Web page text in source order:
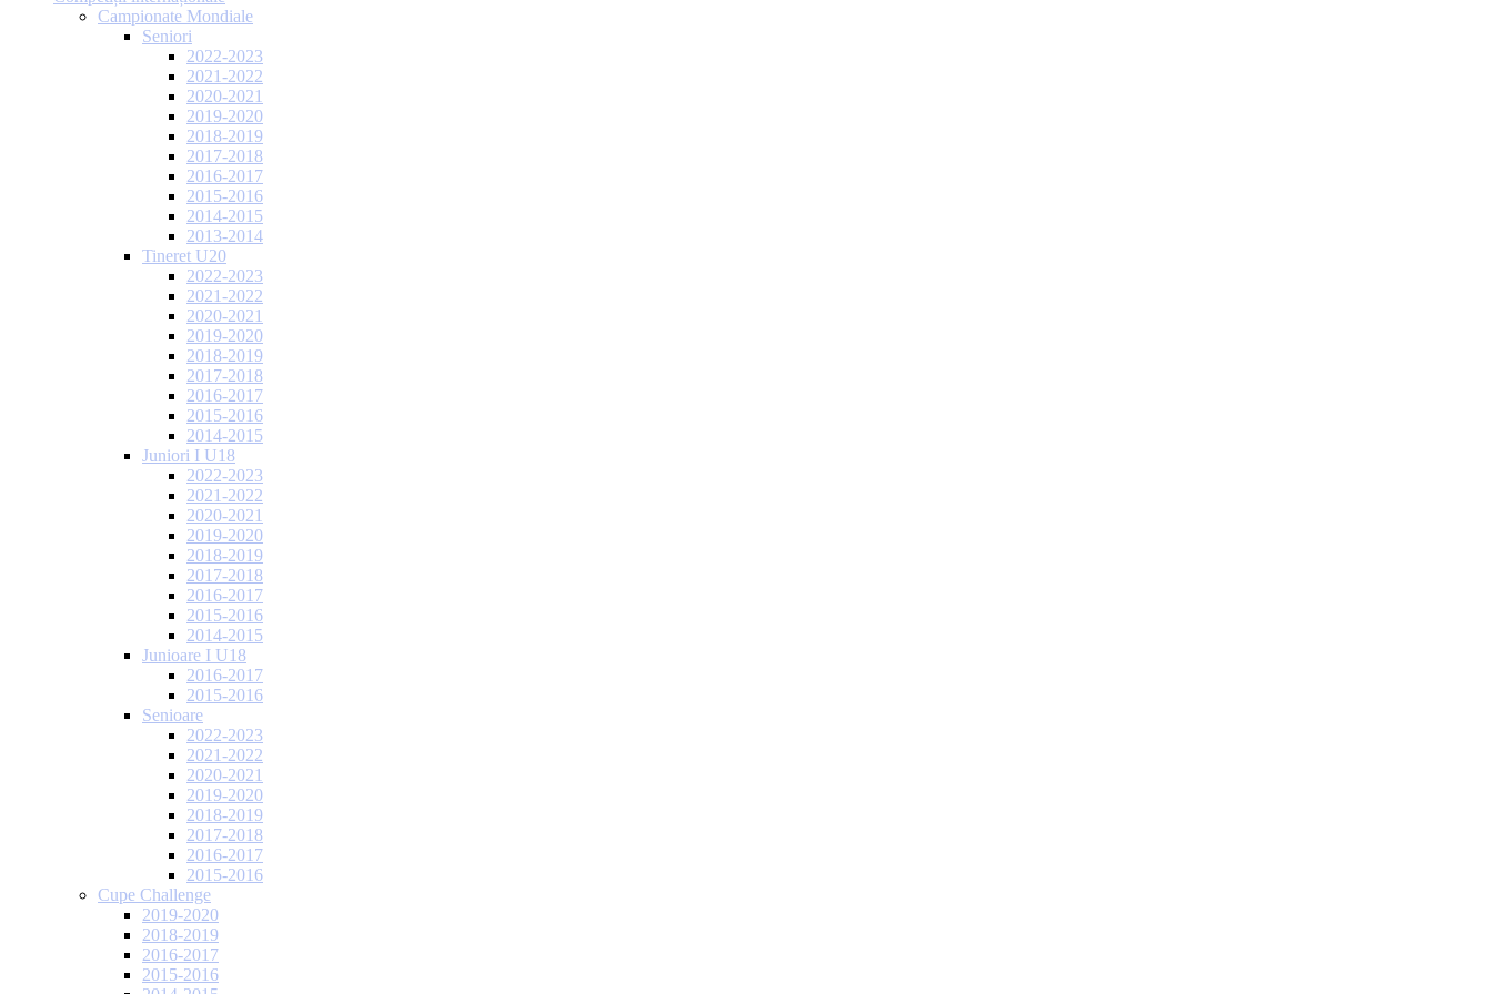
Campionate Mondiale
Seniori
2022-2023
2021-2022
2020-2021
2019-2020
2018-2019
2017-2018
2016-2017
2015-2016
2014-2015
2013-2014
Tineret U20
2022-2023
2021-2022
2020-2021
2019-2020
2018-2019
2017-2018
2016-2017
2015-2016
2014-2015
Juniori I U18
2022-2023
2021-2022
2020-2021
2019-2020
2018-2019
2017-2018
2016-2017
2015-2016
2014-2015
Junioare I U18
2016-2017
2015-2016
Senioare
2022-2023
2021-2022
2020-2021
2019-2020
2018-2019
2017-2018
2016-2017
2015-2016
Cupe Challenge
2019-2020
2018-2019
2016-2017
2015-2016